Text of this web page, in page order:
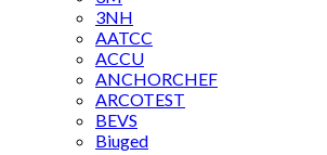
3NH
AATCC
ACCU
ANCHORCHEF
ARCOTEST
BEVS
Biuged